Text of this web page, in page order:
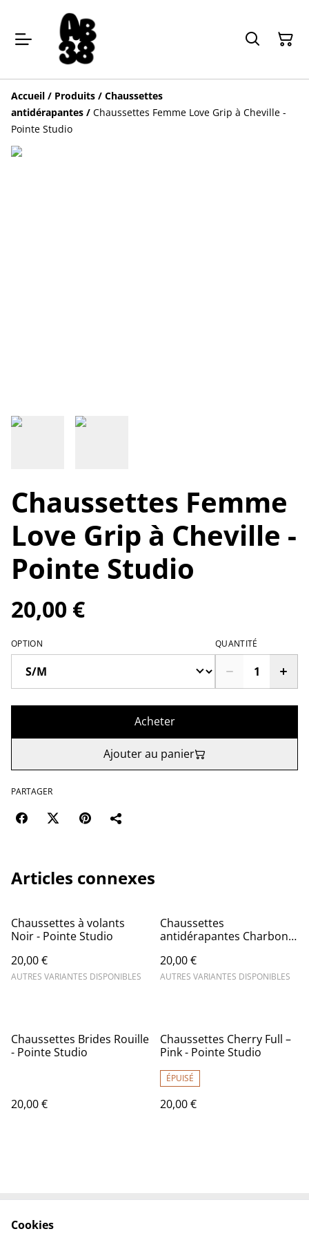
Accueil / Produits / Chaussettes
antidérapantes / Chaussettes Femme Love Grip à Cheville -
Pointe Studio
Chaussettes Femme
Love Grip à Cheville -
Pointe Studio
20,00 €
OPTION QUANTITÉ
Acheter
Ajouter au panier
PARTAGER
Articles connexes
Chaussettes à volants
Noir - Pointe Studio
20,00 €
AUTRES VARIANTES DISPONIBLES
Chaussettes
antidérapantes Charbon -
20,00 €
AUTRES VARIANTES DISPONIBLES
Chaussettes Brides Rouille
- Pointe Studio
20,00 €
Chaussettes Cherry Full –
Pink - Pointe Studio
ÉPUISÉ
20,00 €
Cookies